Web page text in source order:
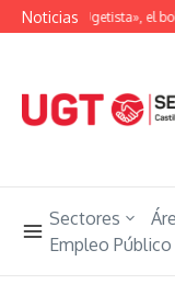
Saltar al contenido
Noticias
«Unión Ugetista», el
Sectores
Empleo Público